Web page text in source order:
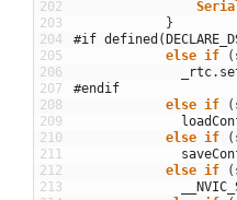
202
203
204
205
206
207
208
209
210
211
212
213
}
#if
else if (
_rtc.
#endif
else if (
else if (
else if (